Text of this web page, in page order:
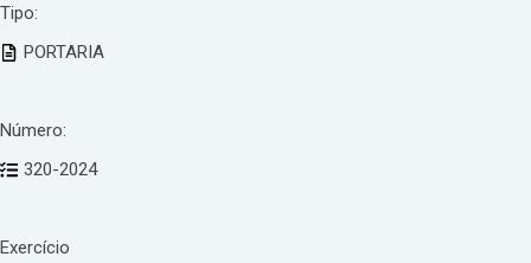
Tipo:
PORTARIA
Número:
320-2024
Exercício